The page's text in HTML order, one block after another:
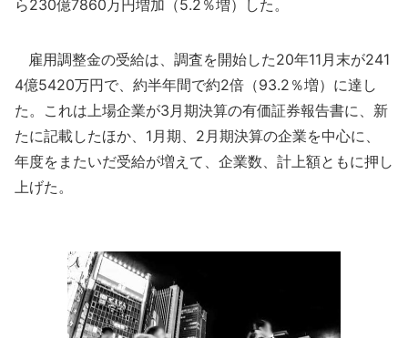
ら230億7860万円増加（5.2％増）した。
雇用調整金の受給は、調査を開始した20年11月末が241
4億5420万円で、約半年間で約2倍（93.2％増）に達し
た。これは上場企業が3月期決算の有価証券報告書に、新
たに記載したほか、1月期、2月期決算の企業を中心に、
年度をまたいだ受給が増えて、企業数、計上額ともに押し
上げた。